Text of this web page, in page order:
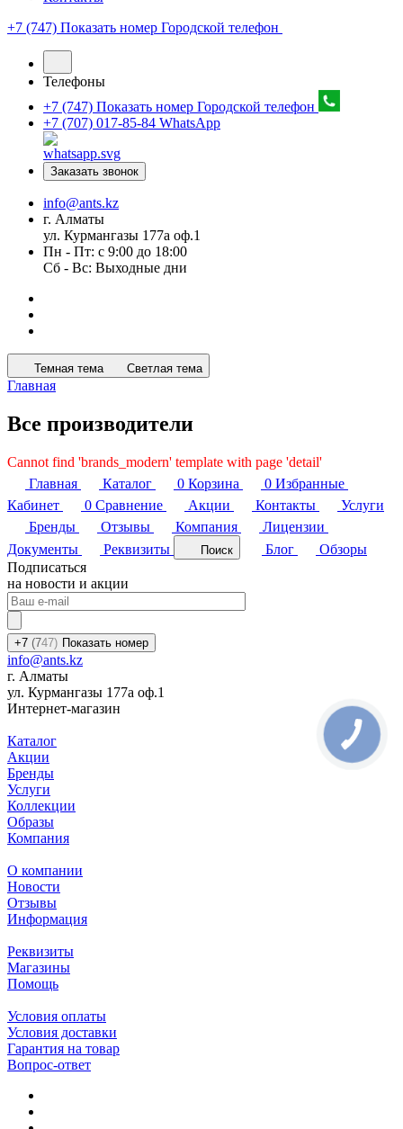
+7 (747) Показать номер Городской телефон
Телефоны
+7 (747) Показать номер Городской телефон
+7 (707) 017-85-84 WhatsApp
Заказать звонок
info@ants.kz
г. Алматы
ул. Курмангазы 177а оф.1
Пн - Пт: с 9:00 до 18:00
Сб - Вс: Выходные дни
Темная тема Светлая тема
Главная
Все производители
Cannot find 'brands_modern' template with page 'detail'
Главная
Каталог 0 Корзина 0 Избранные
Кабинет
0 Сравнение Акции Контакты
Услуги
Бренды
Отзывы Компания
Лицензии
Документы
Реквизиты Поиск Блог
Обзоры
Подписаться
на новости и акции
+7 (747) Показать номер
info@ants.kz
г. Алматы
ул. Курмангазы 177а оф.1
Интернет-магазин
Каталог
Акции
Бренды
Услуги
Коллекции
Образы
Компания
О компании
Новости
Отзывы
Информация
Реквизиты
Магазины
Помощь
Условия оплаты
Условия доставки
Гарантия на товар
Вопрос-ответ